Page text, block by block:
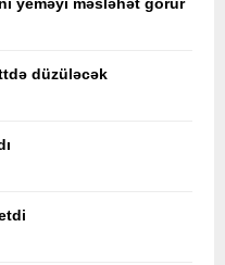
düzüləcək